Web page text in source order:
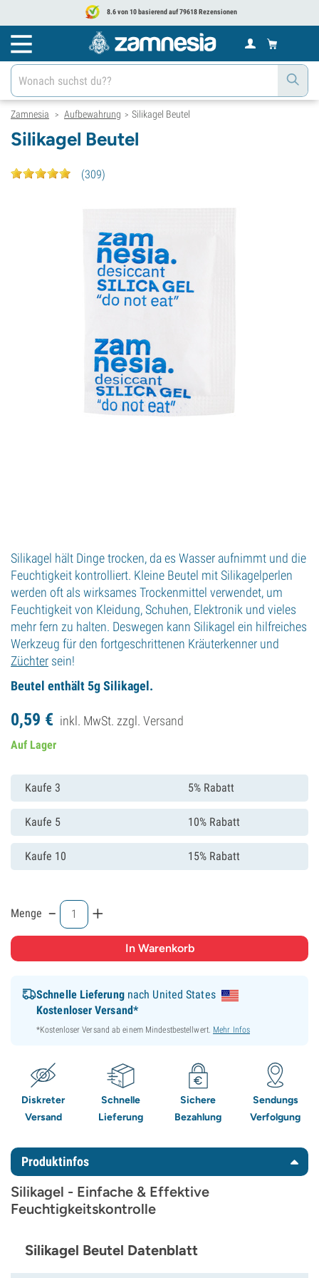
8.6 von 10 basierend auf 79618 Rezensionen
Zamnesia > Aufbewahrung > Silikagel Beutel
Silikagel Beutel
(309)
Silikagel hält Dinge trocken, da es Wasser aufnimmt und die
Feuchtigkeit kontrolliert. Kleine Beutel mit Silikagelperlen
werden oft als wirksames Trockenmittel verwendet, um
Feuchtigkeit von Kleidung, Schuhen, Elektronik und vieles
mehr fern zu halten. Deswegen kann Silikagel ein hilfreiches
Werkzeug für den fortgeschrittenen Kräuterkenner und
Züchter sein!
Beutel enthält 5g Silikagel.
0,59 € inkl. MwSt. zzgl. Versand
Auf Lager
Kaufe 3 5% Rabatt
Kaufe 5 10% Rabatt
Kaufe 10 15% Rabatt
Menge - +
Schnelle Lieferungnach United States
Kostenloser Versand*
*Kostenloser Versand ab einem Mindestbestellwert. Mehr Infos
Diskreter
Versand
Schnelle
Lieferung
Sichere
Bezahlung
Sendungs
Verfolgung
Produktinfos
Silikagel - Einfache & Effektive
Feuchtigkeitskontrolle
Silikagel Beutel Datenblatt